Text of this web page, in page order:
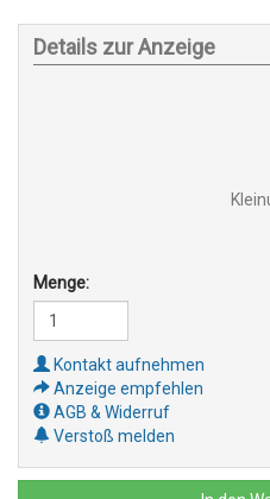
Details zur Anzeige
Menge:
Kontakt aufnehmen
Anzeige empfehlen
AGB & Widerruf
Verstoß melden